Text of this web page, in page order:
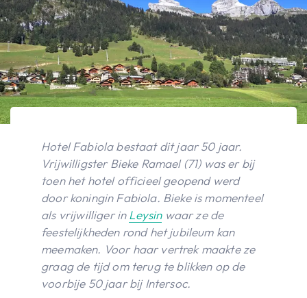
Hotel Fabiola bestaat dit jaar 50 jaar.
Vrijwilligster Bieke Ramael (71) was er bij
toen het hotel officieel geopend werd
door koningin Fabiola. Bieke is momenteel
als vrijwilliger inLeysinwaar ze de
feestelijkheden rond het jubileum kan
meemaken. Voor haar vertrek maakte ze
graag de tijd om terug te blikken op de
voorbije 50 jaar bij Intersoc.